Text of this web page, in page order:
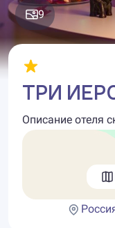
9
ТРИ
Описание отеля